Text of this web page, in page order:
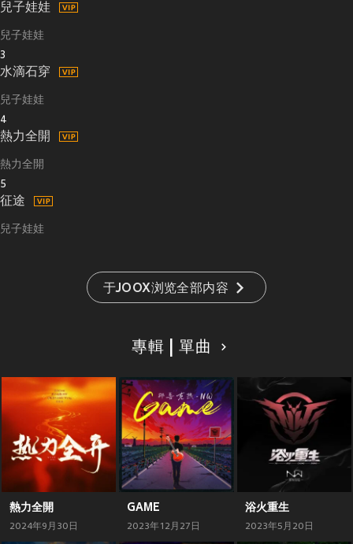
兒子娃娃
兒子娃娃
3
水滴石穿
兒子娃娃
4
熱力全開
熱力全開
5
征途
兒子娃娃
于JOOX浏览全部内容
專輯 | 單曲
熱力全開
2024年9月30日
GAME
2023年12月27日
浴火重生
2023年5月20日